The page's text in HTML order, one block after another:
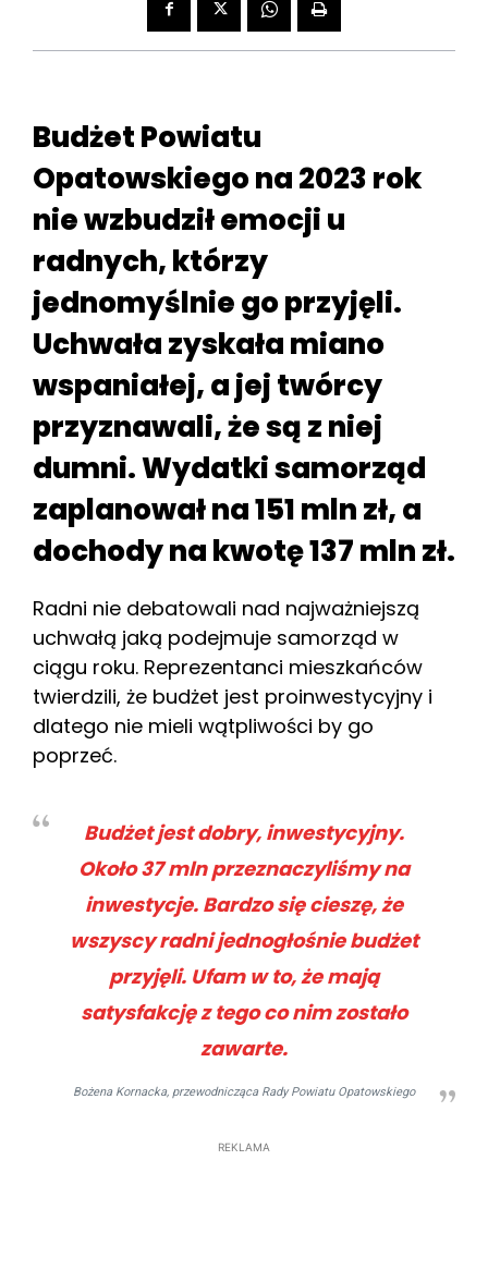
Budżet Powiatu
Opatowskiego na 2023 rok
nie wzbudził emocji u
radnych, którzy
jednomyślnie go przyjęli.
Uchwała zyskała miano
wspaniałej, a jej twórcy
przyznawali, że są z niej
dumni. Wydatki samorząd
zaplanował na 151 mln zł, a
dochody na kwotę 137 mln zł.
Radni nie debatowali nad najważniejszą
uchwałą jaką podejmuje samorząd w
ciągu roku. Reprezentanci mieszkańców
twierdzili, że budżet jest proinwestycyjny i
dlatego nie mieli wątpliwości by go
poprzeć.
Budżet jest dobry, inwestycyjny.
Około 37 mln przeznaczyliśmy na
inwestycje. Bardzo się cieszę, że
wszyscy radni jednogłośnie budżet
przyjęli. Ufam w to, że mają
satysfakcję z tego co nim zostało
zawarte.
Bożena Kornacka, przewodnicząca Rady Powiatu Opatowskiego
REKLAMA